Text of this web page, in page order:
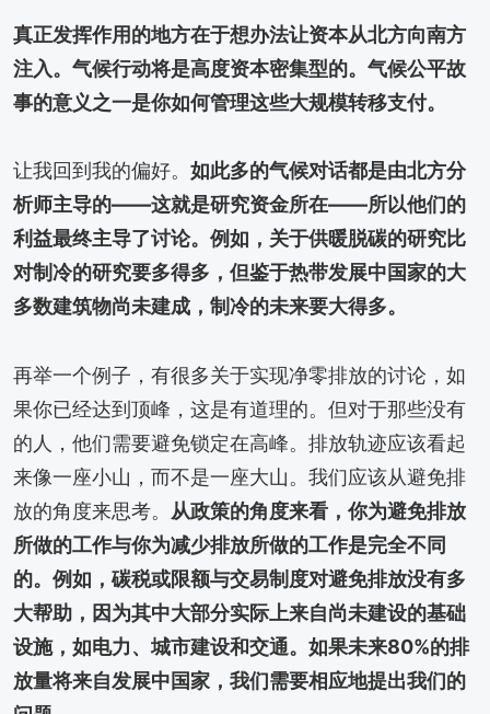
真正发挥作用的地方在于想办法让资本从北方向南方
注入。气候行动将是高度资本密集型的。气候公平故
事的意义之一是你如何管理这些大规模转移支付。
让我回到我的偏好。 如此多的气候对话都是由北方分
析师主导的——这就是研究资金所在——所以他们的
利益最终主导了讨论。例如，关于供暖脱碳的研究比
对制冷的研究要多得多，但鉴于热带发展中国家的大
多数建筑物尚未建成，制冷的未来要大得多。
再举一个例子，有很多关于实现净零排放的讨论，如
果你已经达到顶峰，这是有道理的。但对于那些没有
的人，他们需要避免锁定在高峰。排放轨迹应该看起
来像一座小山，而不是一座大山。我们应该从避免排
放的角度来思考。 从政策的角度来看，你为避免排放
所做的工作与你为减少排放所做的工作是完全不同
的。例如，碳税或限额与交易制度对避免排放没有多
大帮助，因为其中大部分实际上来自尚未建设的基础
设施，如电力、城市建设和交通。如果未来80%的排
放量将来自发展中国家，我们需要相应地提出我们的